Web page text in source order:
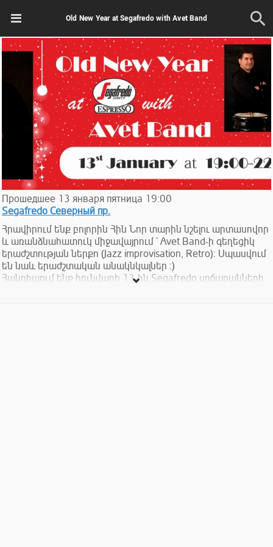
Old New Year at Segafredo with Avet Band
Прошедшее 13 января пятница 19:00
Segafredo Северный пр.
Հրավիրում ենք բոլորին Հին Նոր տարին նշելու արտասովոր
և առանձնահատուկ միջավայրում ` Avet Band-ի գեղեցիկ
երաժշտության ներքո (Jazz improvisation, Retro): Սպասվում
են նաև երաժշտական անակնկալներ :)
Հանդիպում ենք հունվարի 13-ին Segafredo սրճարանների